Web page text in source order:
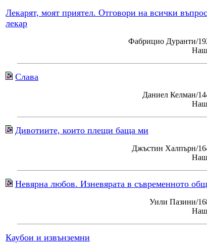
Лекарят, моят приятел. Отговори на всички
лекар
Фабрицио Дуранти/
Слава
Даниел Келман/
Дивотиите, които плещи баща ми
Джъстин Халпърн/
Невярна любов. Изневярата в съвременното
Уили Пазини/
Каубои и извънземни